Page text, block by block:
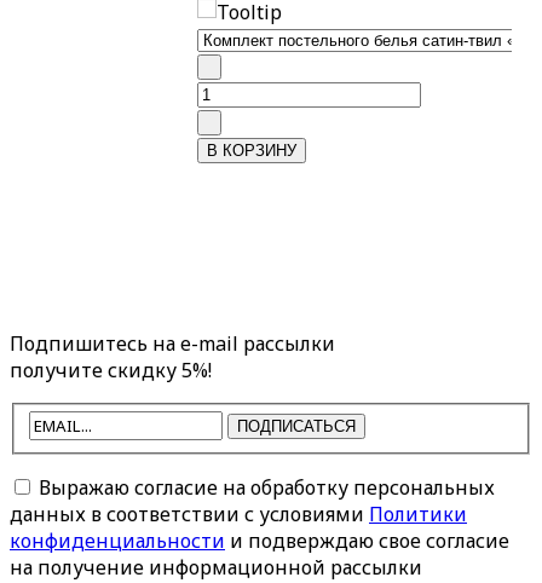
Подпишитесь на e-mail рассылки
получите скидку 5%!
ПОДПИСАТЬСЯ
Выражаю согласие на обработку персональных
данных в соответствии с условиями Политики
конфиденциальности и подверждаю свое согласие
на получение информационной рассылки